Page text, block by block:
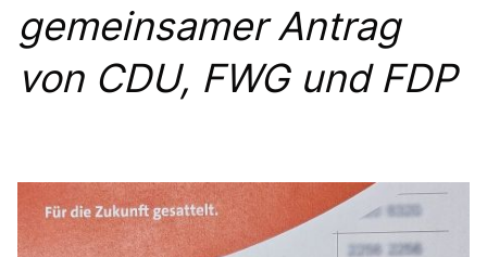
FRAKTIONSVORSTAND
MITGLIEDER DER CDU-FRAKTION
AUSSCHUSS FÜR BILDUNG, INTEGRATION, KULTUR UND
SPORT
BAUAUSSCHUSS
gemeinsamer Antrag
von CDU, FWG und FDP